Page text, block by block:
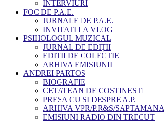
INTERVIURI
FOC DE P.A.E.
JURNALE DE P.A.E.
INVITATI LA VLOG
PSIHOLOGUL MUZICAL
JURNAL DE EDIȚII
EDITII DE COLECTIE
ARHIVA EMISIUNII
ANDREI PARTOS
BIOGRAFIE
CETATEAN DE COSTINESTI
PRESA CU SI DESPRE A.P.
ARHIVA VPR/P.R&S/SAPTAMANA
EMISIUNI RADIO DIN TRECUT